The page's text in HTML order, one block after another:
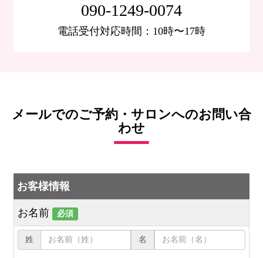
090-1249-0074
電話受付対応時間：10時〜17時
メールでのご予約・サロンへのお問い合
わせ
お客様情報
お名前 必須
姓 名